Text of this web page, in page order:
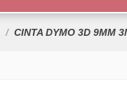
CINTA DYMO 3D 9MM